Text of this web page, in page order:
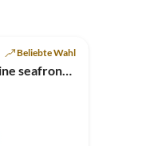
Beliebte Wahl
Villa sea view 180 -Coline seafront Carqueiranne